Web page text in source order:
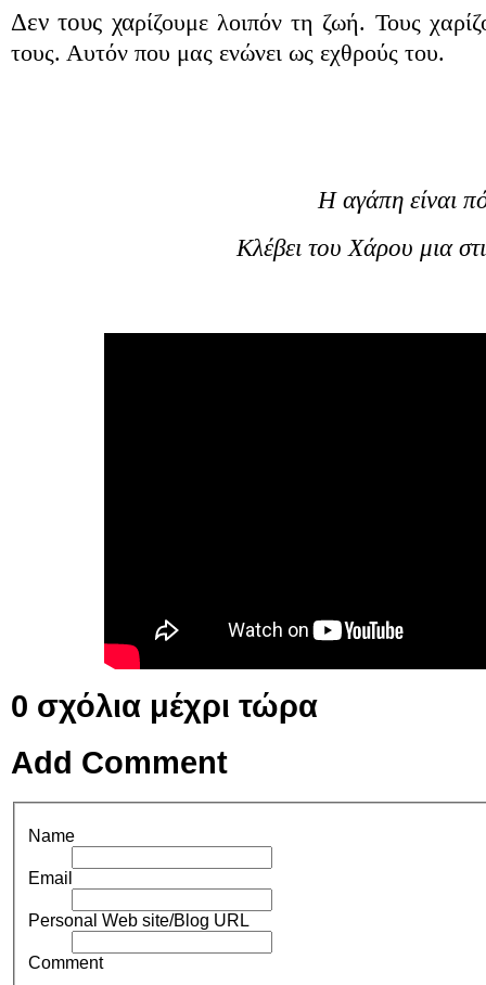
Δεν τους χαρίζουμε λοιπόν τη ζωή. Τους
τους. Αυτόν που μας ενώνει ως εχθρούς του.
Η αγάπη είναι
Κλέβει του Χάρου μια
0 σχόλια μέχρι τώρα
Add Comment
Name
Email
Personal Web site/Blog URL
Comment